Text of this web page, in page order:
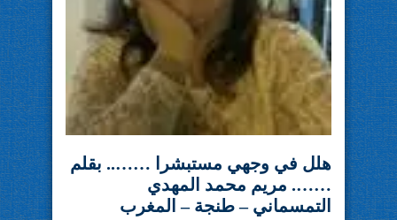
هلل في وجهي مستبشرا …….. بقلم
……. مريم محمد المهدي
التمسماني – طنجة – المغرب